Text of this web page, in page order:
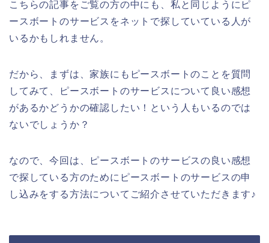
こちらの記事をご覧の方の中にも、私と同じようにピ
ースボートのサービスをネットで探していている人が
いるかもしれません。
だから、まずは、家族にもピースボートのことを質問
してみて、ピースボートのサービスについて良い感想
があるかどうかの確認したい！という人もいるのでは
ないでしょうか？
なので、今回は、ピースボートのサービスの良い感想
で探している方のためにピースボートのサービスの申
し込みをする方法についてご紹介させていただきます♪